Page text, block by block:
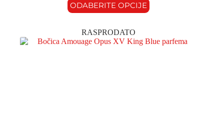
ODABERITE OPCIJE
RASPRODATO